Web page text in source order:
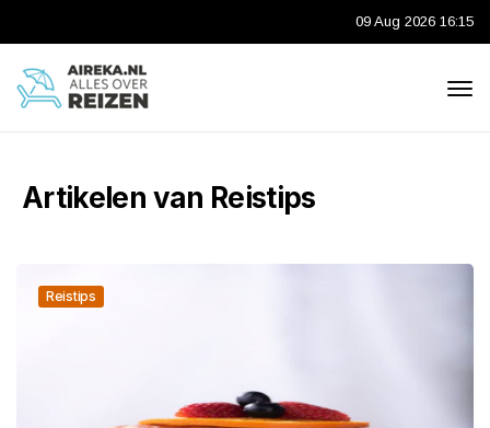
09 Aug 2026 16:15
Artikelen van Reistips
Reistips